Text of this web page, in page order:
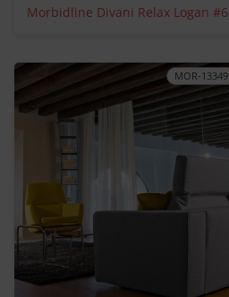
Morbidline Divani Relax Logan #6
MOR-13349